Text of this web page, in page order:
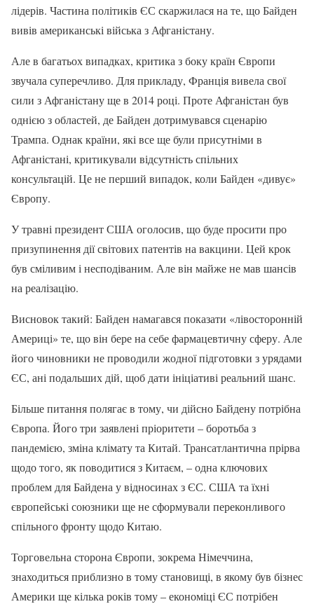
лідерів. Частина політиків ЄС скаржилася на те, що Байден
вивів американські війська з Афганістану.
Але в багатьох випадках, критика з боку країн Європи
звучала суперечливо. Для прикладу, Франція вивела свої
сили з Афганістану ще в 2014 році. Проте Афганістан був
однією з областей, де Байден дотримувався сценарію
Трампа. Однак країни, які все ще були присутніми в
Афганістані, критикували відсутність спільних
консультацій. Це не перший випадок, коли Байден «дивує»
Європу.
У травні президент США оголосив, що буде просити про
призупинення дії світових патентів на вакцини. Цей крок
був сміливим і несподіваним. Але він майже не мав шансів
на реалізацію.
Висновок такий: Байден намагався показати «лівосторонній
Америці» те, що він бере на себе фармацевтичну сферу. Але
його чиновники не проводили жодної підготовки з урядами
ЄС, ані подальших дій, щоб дати ініціативі реальний шанс.
Більше питання полягає в тому, чи дійсно Байдену потрібна
Європа. Його три заявлені пріоритети – боротьба з
пандемією, зміна клімату та Китай. Трансатлантична прірва
щодо того, як поводитися з Китаєм, – одна ключових
проблем для Байдена у відносинах з ЄС. США та їхні
європейські союзники ще не сформували переконливого
спільного фронту щодо Китаю.
Торговельна сторона Європи, зокрема Німеччина,
знаходиться приблизно в тому становищі, в якому був бізнес
Америки ще кілька років тому – економіці ЄС потрібен